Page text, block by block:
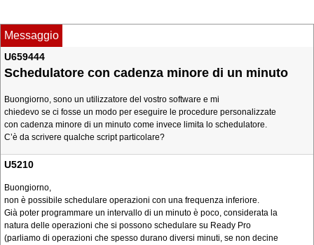
Messaggio
U659444
Schedulatore con cadenza minore di un minuto
Buongiorno, sono un utilizzatore del vostro software e mi
chiedevo se ci fosse un modo per eseguire le procedure personalizzate
con cadenza minore di un minuto come invece limita lo schedulatore.
C’è da scrivere qualche script particolare?
U5210
Buongiorno,
non è possibile schedulare operazioni con una frequenza inferiore.
Già poter programmare un intervallo di un minuto è poco, considerata la
natura delle operazioni che si possono schedulare su Ready Pro
(parliamo di operazioni che spesso durano diversi minuti, se non decine